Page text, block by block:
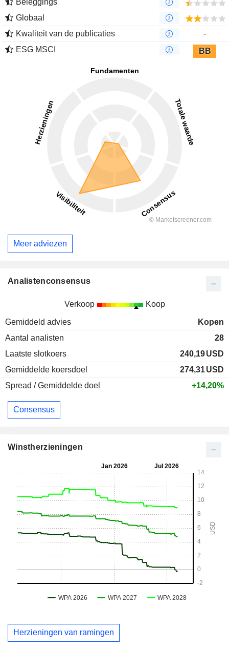
Beleggings
Globaal
Kwaliteit van de publicaties
-
ESG MSCI
BB
Meer adviezen
Analistenconsensus
Verkoop Koop
Gemiddeld advies
Kopen
Aantal analisten
28
Laatste slotkoers
240,19USD
Gemiddelde koersdoel
274,31USD
Spread / Gemiddelde doel
+14,20%
Consensus
Winstherzieningen
Herzieningen van ramingen